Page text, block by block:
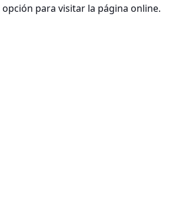
para visitar la página online.